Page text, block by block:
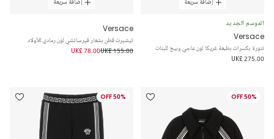
إضافة سريعة
الموسم الجديد
Versace
تنورة بكسرات بطبعة غريكا لون عاجي وبيج للبنات
UK£ 275.00
إضافة سريعة
Versace
تيشيرت قطن بشعار فيرساتشي لون رمادي للأولاد
UK£ 155.00
UK£ 78.00
50% OFF
50% OFF